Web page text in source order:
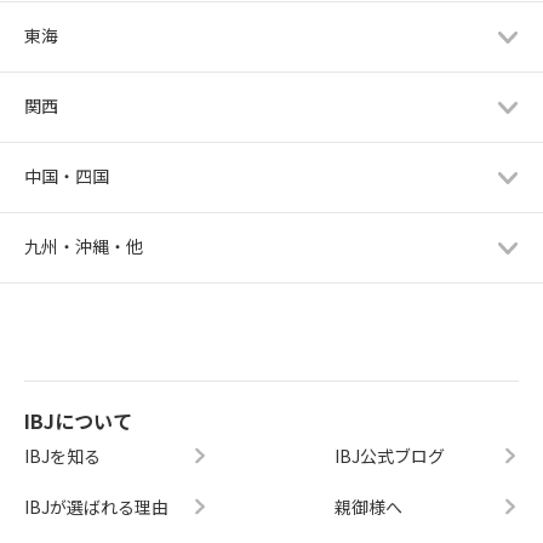
東海
関西
中国・四国
九州・沖縄・他
IBJについて
IBJを知る
IBJが選ばれる理由
IBJ公式ブログ
親御様へ